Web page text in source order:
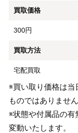
買取価格
300円
買取方法
宅配買取
※買い取り価格は当
ものではありませ
※状態や付属品の有
変動いたします。